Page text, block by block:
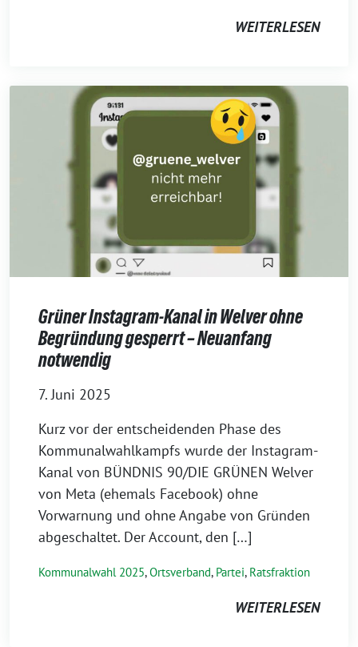
WEITERLESEN
Grüner Instagram-Kanal in Welver ohne
Begründung gesperrt – Neuanfang
notwendig
7. Juni 2025
Kurz vor der entscheidenden Phase des
Kommunalwahlkampfs wurde der Instagram-
Kanal von BÜNDNIS 90/DIE GRÜNEN Welver
von Meta (ehemals Facebook) ohne
Vorwarnung und ohne Angabe von Gründen
abgeschaltet. Der Account, den […]
Kommunalwahl 2025,Ortsverband, Partei, Ratsfraktion
WEITERLESEN